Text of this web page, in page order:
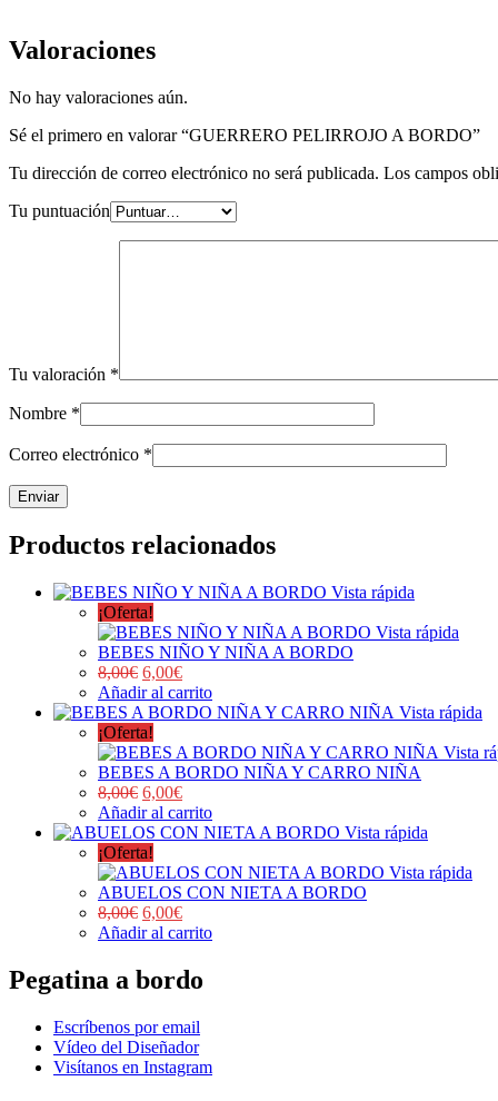
Valoraciones
No hay valoraciones aún.
Sé el primero en valorar “GUERRERO PELIRROJO A BORDO”
Tu dirección de correo electrónico no será publicada. Los campos
Tu puntuación
Tu valoración *
Nombre *
Correo electrónico *
Productos relacionados
Vista rápida
¡Oferta!
Vista rápida
BEBES NIÑO Y NIÑA A BORDO
8,00€ 6,00€
Añadir al carrito
Vista rápida
¡Oferta!
Vista
BEBES A BORDO NIÑA Y CARRO NIÑA
8,00€ 6,00€
Añadir al carrito
Vista rápida
¡Oferta!
Vista rápida
ABUELOS CON NIETA A BORDO
8,00€ 6,00€
Añadir al carrito
Pegatina a bordo
Escríbenos por email
Vídeo del Diseñador
Visítanos en Instagram